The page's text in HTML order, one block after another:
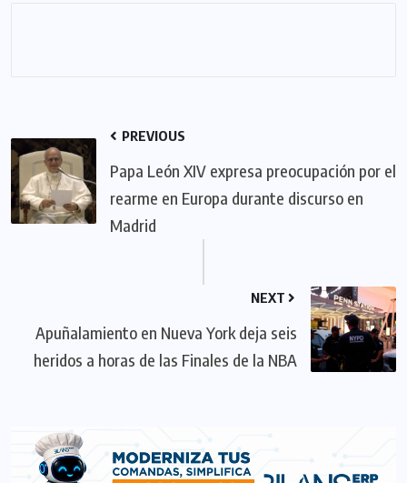
PREVIOUS
Papa León XIV expresa preocupación por el
rearme en Europa durante discurso en
Madrid
NEXT
Apuñalamiento en Nueva York deja seis
heridos a horas de las Finales de la NBA